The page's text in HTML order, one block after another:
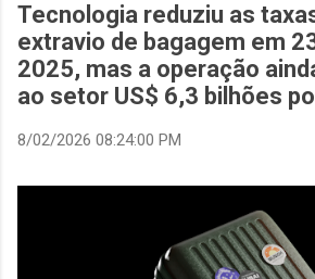
Tecnologia reduziu as
extravio de bagagem em
2025, mas a operação
ao setor US$ 6,3 bilhões
8/02/2026 08:24:00 PM